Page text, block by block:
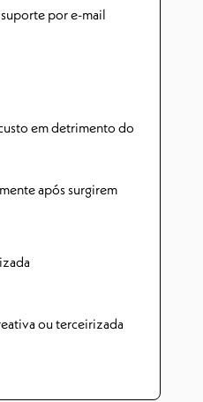
por e-mail
em detrimento do
após surgirem
ou terceirizada